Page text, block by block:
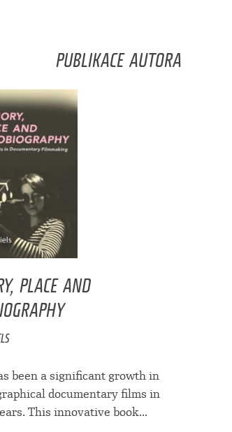
PUBLIKACE AUTORA
PLACE AND
been a significant growth in
documentary films in
This innovative book...